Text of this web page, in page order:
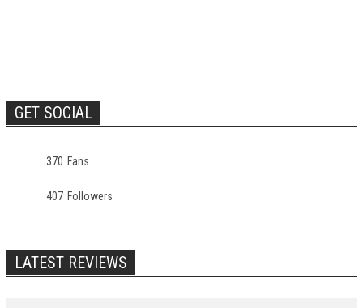
GET SOCIAL
370 Fans
407 Followers
LATEST REVIEWS